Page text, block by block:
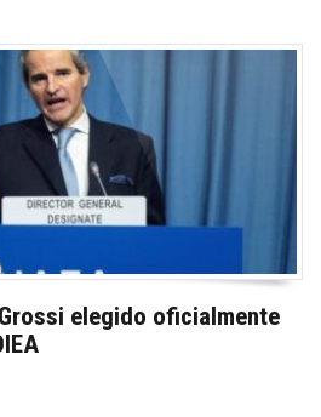
elegido oficialmente